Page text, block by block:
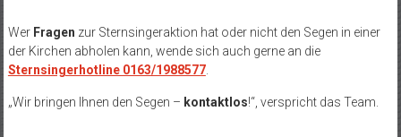
Wer Fragen zur Sternsingeraktion hat oder nicht den Segen in einer
der Kirchen abholen kann, wende sich auch gerne an die
Sternsingerhotline 0163/1988577.
„Wir bringen Ihnen den Segen – kontaktlos!“, verspricht das Team.